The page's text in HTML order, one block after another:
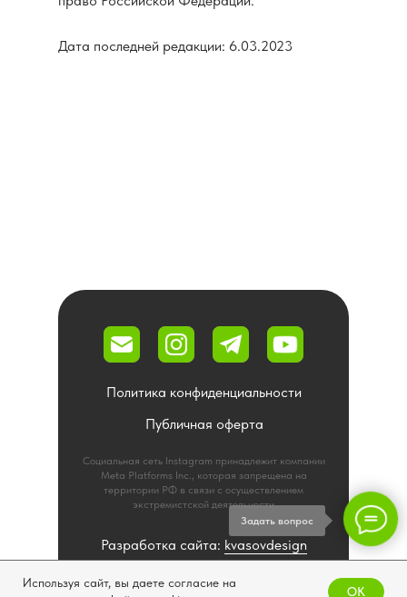
Дата последней редакции: 6.03.2023
Публичная оферта
Социальная сеть Instagram принадлежит компании
Meta Platforms Inc., которая запрещена на
территории РФ в связи с осуществлением
экстремистской деятельности
Разработка сайта: kvasovdesign
Политика конфиденциальности
Задать вопрос
Используя сайт, вы даете согласие на
OK